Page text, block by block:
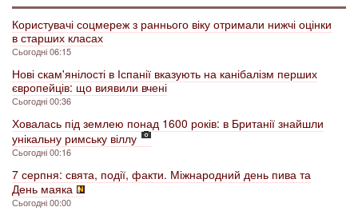
Користувачі соцмереж з раннього віку отримали нижчі оцінки
в старших класах
Сьогодні 06:15
Нові скам'янілості в Іспанії вказують на канібалізм перших
європейців: що виявили вчені
Сьогодні 00:36
Ховалась під землею понад 1600 років: в Британії знайшли
унікальну римську віллу
Сьогодні 00:16
7 серпня: свята, події, факти. Міжнародний день пива та
День маяка
Сьогодні 00:00